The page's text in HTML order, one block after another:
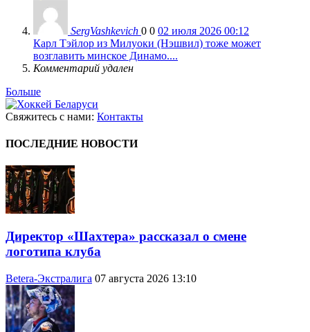
SergVashkevich 0 0 02 июля 2026 00:12
Карл Тэйлор из Милуоки (Нэшвил) тоже может
возглавить минское Динамо....
Комментарий удален
Больше
Свяжитесь с нами: Контакты
ПОСЛЕДНИЕ НОВОСТИ
Директор «Шахтера» рассказал о смене
логотипа клуба
Betera-Экстралига 07 августа 2026 13:10